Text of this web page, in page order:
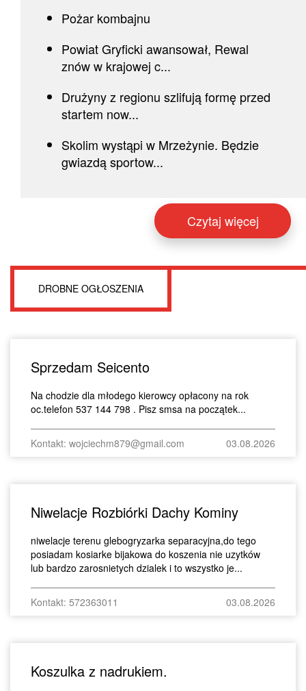
Pożar kombajnu
Powiat Gryficki awansował, Rewal
znów w krajowej c...
Drużyny z regionu szlifują formę przed
startem now...
Skolim wystąpi w Mrzeżynie. Będzie
gwiazdą sportow...
Czytaj więcej
DROBNE OGŁOSZENIA
Sprzedam Seicento
Na chodzie dla młodego kierowcy opłacony na rok
oc.telefon 537 144 798 . Pisz smsa na początek...
Kontakt: wojciechm879@gmail.com 03.08.2026
Niwelacje Rozbiórki Dachy Kominy
niwelacje terenu glebogryzarka separacyjna,do tego
posiadam kosiarke bijakowa do koszenia nie uzytków
lub bardzo zarosnietych dzialek i to wszystko je...
Kontakt: 572363011 03.08.2026
Koszulka z nadrukiem.